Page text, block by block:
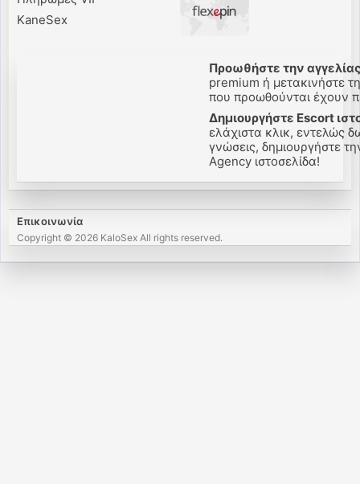
KaneSex
Προωθήστε την
premium ή μετακινήστε
που προωθούνται έχουν
Δημιουργήστε Escort
ελάχιστα κλικ, εντελώς
γνώσεις, δημιουργήστε
Agency ιστοσελίδα!
Επικοινωνία
Copyright © 2026 KaloSex All rights reserved.